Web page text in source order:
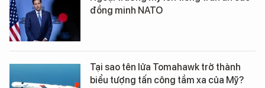
đồng minh NATO
Tại sao tên lửa Tomahawk trở thành
biểu tượng tấn công tầm xa của Mỹ?